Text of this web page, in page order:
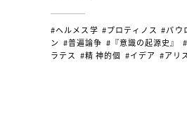
#ヘルメス学 #プロティノス #パウ
ン #普遍論争 #『意識の起源史』
ラテス #精 神的個 #イデア #アリ